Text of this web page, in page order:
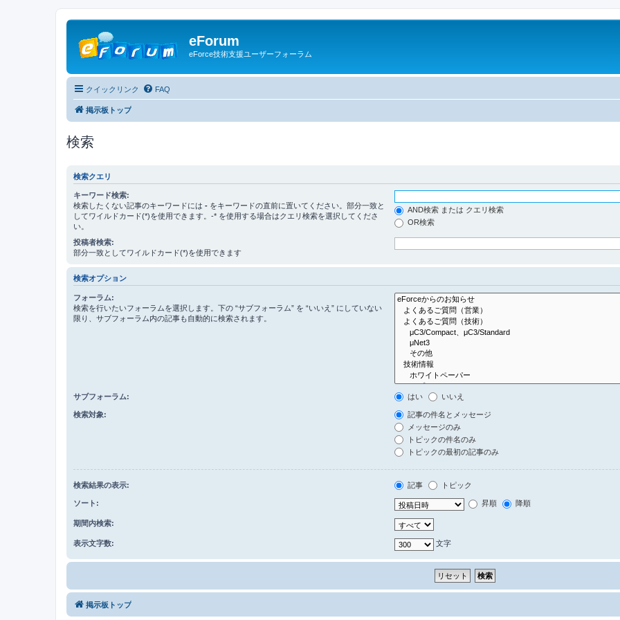
eForum
eForce技術支援ユーザーフォーラム
クイックリンク FAQ
掲示板トップ
検索
検索クエリ
キーワード検索:
検索したくない記事のキーワードには - をキーワードの直前に置いてください。部分一致と
してワイルドカード(*)を使用できます。-* を使用する場合はクエリ検索を選択してくださ
い。
AND検索 または クエリ検索
OR検索
投稿者検索:
部分一致としてワイルドカード(*)を使用できます
検索オプション
フォーラム:
検索を行いたいフォーラムを選択します。下の “サブフォーラム” を “いいえ” にしていない
限り、サブフォーラム内の記事も自動的に検索されます。
サブフォーラム: はい いいえ
検索対象:
記事の件名とメッセージ
メッセージのみ
トピックの件名のみ
トピックの最初の記事のみ
検索結果の表示: 記事 トピック
ソート: 昇順 降順
期間内検索:
表示文字数: 文字
掲示板トップ